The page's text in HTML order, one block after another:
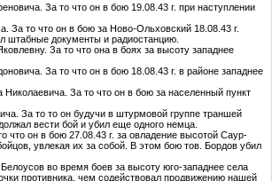
За то что он в бою 19.08.43 г. при наступлении
За то что он в бою за Ново-Ольховский 18.08.43 г.
штабные документы и радиостанцию.
За то что она в боях за высоту западнее
За то что он в бою 18.08.43 г. в районе западнее
За то что он в бою за населенный пункт
За то то он будучи в штурмовой группе траншей
вести бой и убил еще одного немца.
что он в бою 27.08.43 г. за овладение высотой Саур-
увлекая их за собой. В этом бою тов. Бордов убил
во время боев за высоту юго-западнее села
противника, чем содействовал продвижению нашей